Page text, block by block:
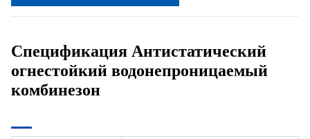
Спецификация Антистатический
огнестойкий водонепроницаемый
комбинезон